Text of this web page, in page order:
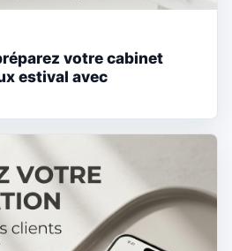
votre cabinet
estival avec